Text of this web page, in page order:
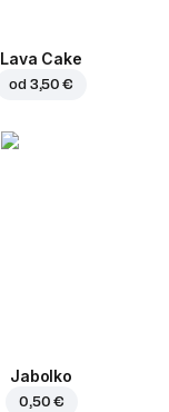
Lava Cake
od 3,50 €
Jabolko
0,50 €